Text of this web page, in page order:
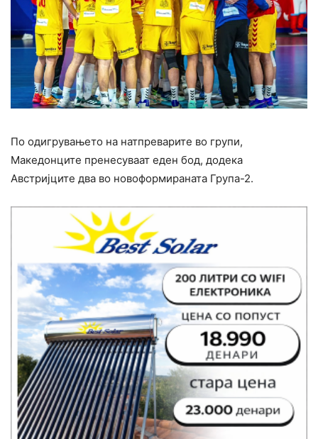
По одигрувањето на натпреварите во групи,
Македонците пренесуваат еден бод, додека
Австријците два во новоформираната Група-2.